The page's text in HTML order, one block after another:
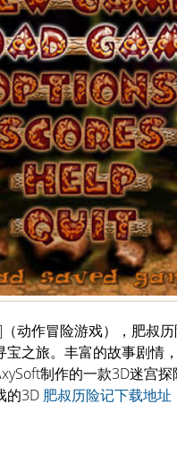
动作冒险游戏），肥叔
之旅。丰富的故事剧情
制作的一款3D迷宫
的3D 肥叔历险记下载地址